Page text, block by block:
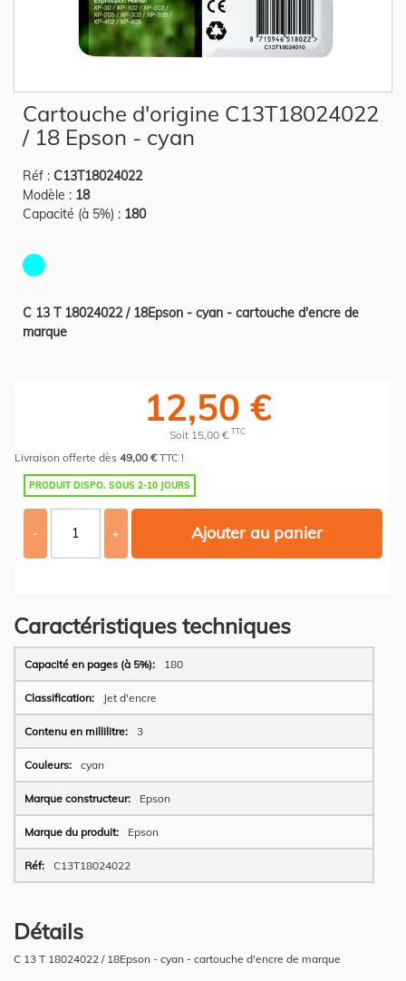
the
beginning
images
gallery
Cartouche d'origine C13T18024022
/ 18 Epson - cyan
Réf : C13T18024022
Modèle : 18
Capacité (à 5%) : 180
C 13 T 18024022 / 18Epson - cyan - cartouche d'encre de
marque
12,50 €
Soit 15,00 € TTC
Livraison offerte dès 49,00 €TTC !
PRODUIT DISPO. SOUS 2-10 JOURS
- + Ajouter au panier
Caractéristiques techniques
Plus
d’information
180
Jet d'encre
3
cyan
Epson
Epson
C13T18024022
Détails
C 13 T 18024022 / 18Epson - cyan - cartouche d'encre de marque